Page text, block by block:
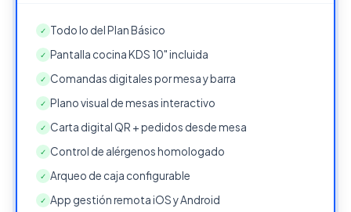
✓ Todo lo del Plan Básico
✓ Pantalla cocina KDS 10" incluida
✓ Comandas digitales por mesa y barra
✓ Plano visual de mesas interactivo
✓ Carta digital QR + pedidos desde mesa
✓ Control de alérgenos homologado
✓ Arqueo de caja configurable
✓ App gestión remota iOS y Android